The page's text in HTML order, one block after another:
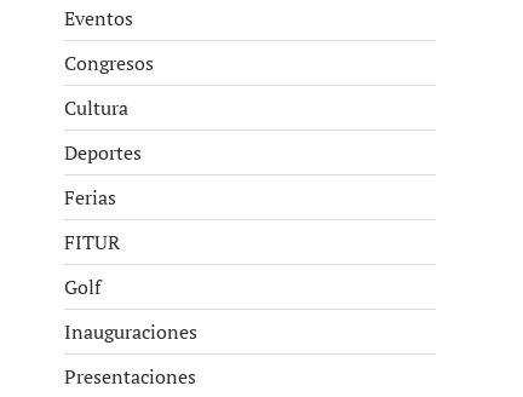
Eventos
Congresos
Cultura
Deportes
Ferias
FITUR
Golf
Inauguraciones
Presentaciones